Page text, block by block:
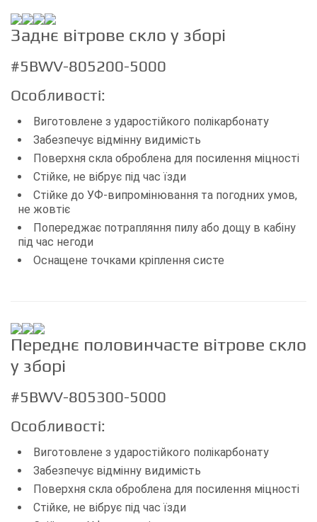
Заднє вітрове скло у зборі
#5BWV-805200-5000
Особливості:
Виготовлене з ударостійкого полікарбонату
Забезпечує відмінну видимість
Поверхня скла оброблена для посилення міцності
Стійке, не вібрує під час їзди
Стійке до УФ-випромінювання та погодних умов,
не жовтіє
Попереджає потрапляння пилу або дощу в кабіну
під час негоди
Оснащене точками кріплення систе
Переднє половинчасте вітрове скло
у зборі
#5BWV-805300-5000
Особливості:
Виготовлене з ударостійкого полікарбонату
Забезпечує відмінну видимість
Поверхня скла оброблена для посилення міцності
Стійке, не вібрує під час їзди